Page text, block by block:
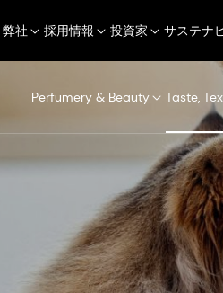
弊社 採用情報 投資家 サステナ
Perfumery & Beauty Taste,